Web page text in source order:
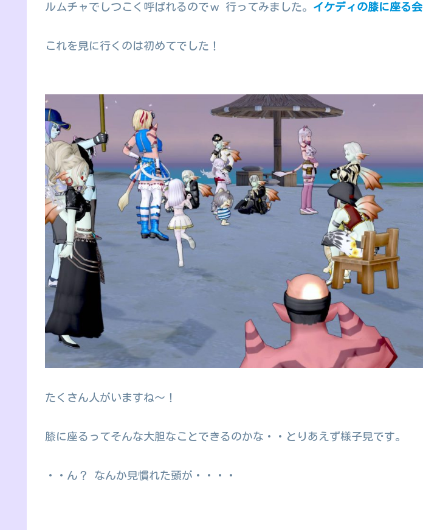
ルムチャでしつこく呼ばれるのでｗ 行ってみました。 イケディの膝に座る会
これを見に行くのは初めてでした！
たくさん人がいますね～！
膝に座るってそんな大胆なことできるのかな・・とりあえず様子見です。
・・ん？ なんか見慣れた頭が・・・・